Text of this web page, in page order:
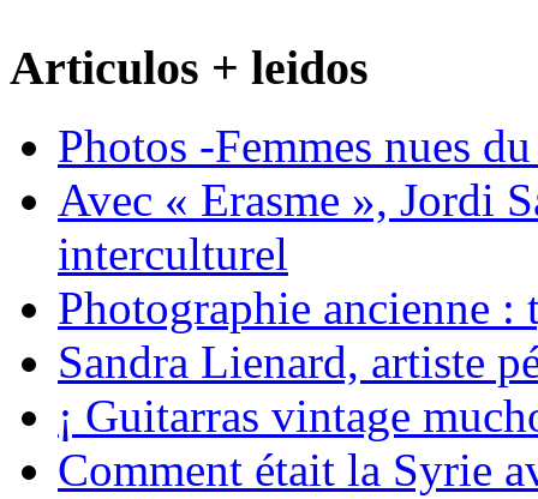
Articulos + leidos
Photos -Femmes nues
Avec « Erasme », Jordi
interculturel
Photographie ancienne :
Sandra Lienard, artiste
¡ Guitarras vintage
Comment était la Syrie